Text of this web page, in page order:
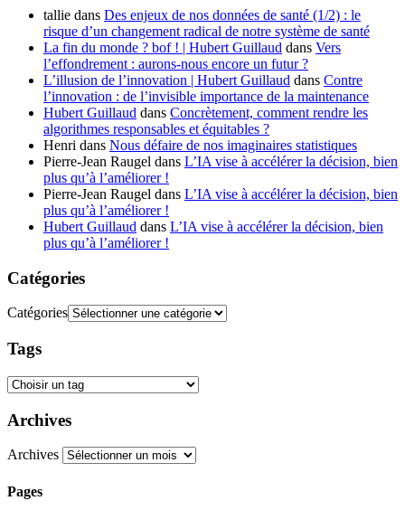
tallie dans Des enjeux de nos données de santé (1/2) : le
risque d’un changement radical de notre système de santé
La fin du monde ? bof ! | Hubert Guillaud dans Vers
l’effondrement : aurons-nous encore un futur ?
L’illusion de l’innovation | Hubert Guillaud dans Contre
l’innovation : de l’invisible importance de la maintenance
Hubert Guillaud dans Concrètement, comment rendre les
algorithmes responsables et équitables ?
Henri dans Nous défaire de nos imaginaires statistiques
Pierre-Jean Raugel dans L’IA vise à accélérer la décision, bien
plus qu’à l’améliorer !
Pierre-Jean Raugel dans L’IA vise à accélérer la décision, bien
plus qu’à l’améliorer !
Hubert Guillaud dans L’IA vise à accélérer la décision, bien
plus qu’à l’améliorer !
Catégories
Catégories
Tags
Archives
Archives
Pages